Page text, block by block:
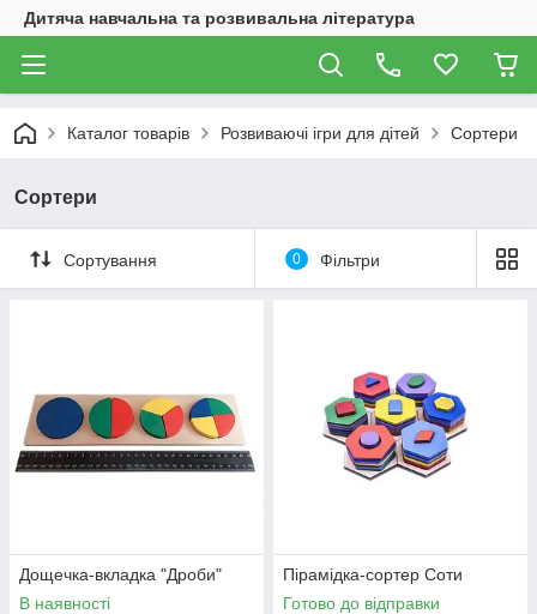
Дитяча навчальна та розвивальна література
Каталог товарів Розвиваючі ігри для дітей Сортери
Сортери
Сортування 0 Фільтри
Дощечка-вкладка "Дроби"
В наявності
Пірамідка-сортер Соти
Готово до відправки